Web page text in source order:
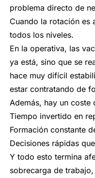
problema directo de
Cuando la rotación es
todos los niveles.
En la operativa, las
ya está, sino que se
hace muy difícil
estar contratando de
Además, hay un coste
Tiempo invertido en
Formación constante
Decisiones rápidas
Y todo esto termina
sobrecarga de